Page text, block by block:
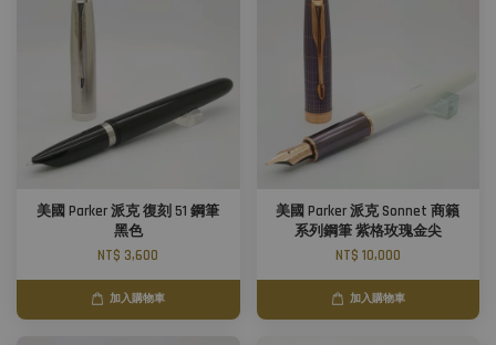
美國 Parker 派克 復刻 51 鋼筆
黑色
NT$ 3,600
加入購物車
美國 Parker 派克 Sonnet 商籟
系列鋼筆 紫格玫瑰金尖
NT$ 10,000
加入購物車